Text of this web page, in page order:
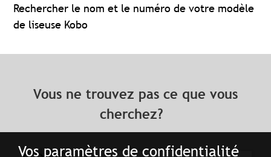
Vos paramètres de confidentialité
Rechercher le nom et le numéro de votre modèle
de liseuse Kobo
Vous ne trouvez pas ce que vous
cherchez?